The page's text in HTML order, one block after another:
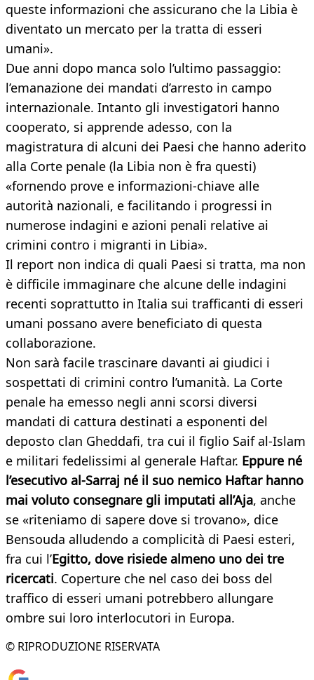
queste informazioni che assicurano che la Libia è
diventato un mercato per la tratta di esseri
umani».
Due anni dopo manca solo l’ultimo passaggio:
l’emanazione dei mandati d’arresto in campo
internazionale. Intanto gli investigatori hanno
cooperato, si apprende adesso, con la
magistratura di alcuni dei Paesi che hanno aderito
alla Corte penale (la Libia non è fra questi)
«fornendo prove e informazioni-chiave alle
autorità nazionali, e facilitando i progressi in
numerose indagini e azioni penali relative ai
crimini contro i migranti in Libia».
Il report non indica di quali Paesi si tratta, ma non
è difficile immaginare che alcune delle indagini
recenti soprattutto in Italia sui trafficanti di esseri
umani possano avere beneficiato di questa
collaborazione.
Non sarà facile trascinare davanti ai giudici i
sospettati di crimini contro l’umanità. La Corte
penale ha emesso negli anni scorsi diversi
mandati di cattura destinati a esponenti del
deposto clan Gheddafi, tra cui il figlio Saif al-Islam
e militari fedelissimi al generale Haftar. Eppure né
l’esecutivo al-Sarraj né il suo nemico Haftar hanno
mai voluto consegnare gli imputati all’Aja, anche
se «riteniamo di sapere dove si trovano», dice
Bensouda alludendo a complicità di Paesi esteri,
fra cui l’Egitto, dove risiede almeno uno dei tre
ricercati. Coperture che nel caso dei boss del
traffico di esseri umani potrebbero allungare
ombre sui loro interlocutori in Europa.
© RIPRODUZIONE RISERVATA